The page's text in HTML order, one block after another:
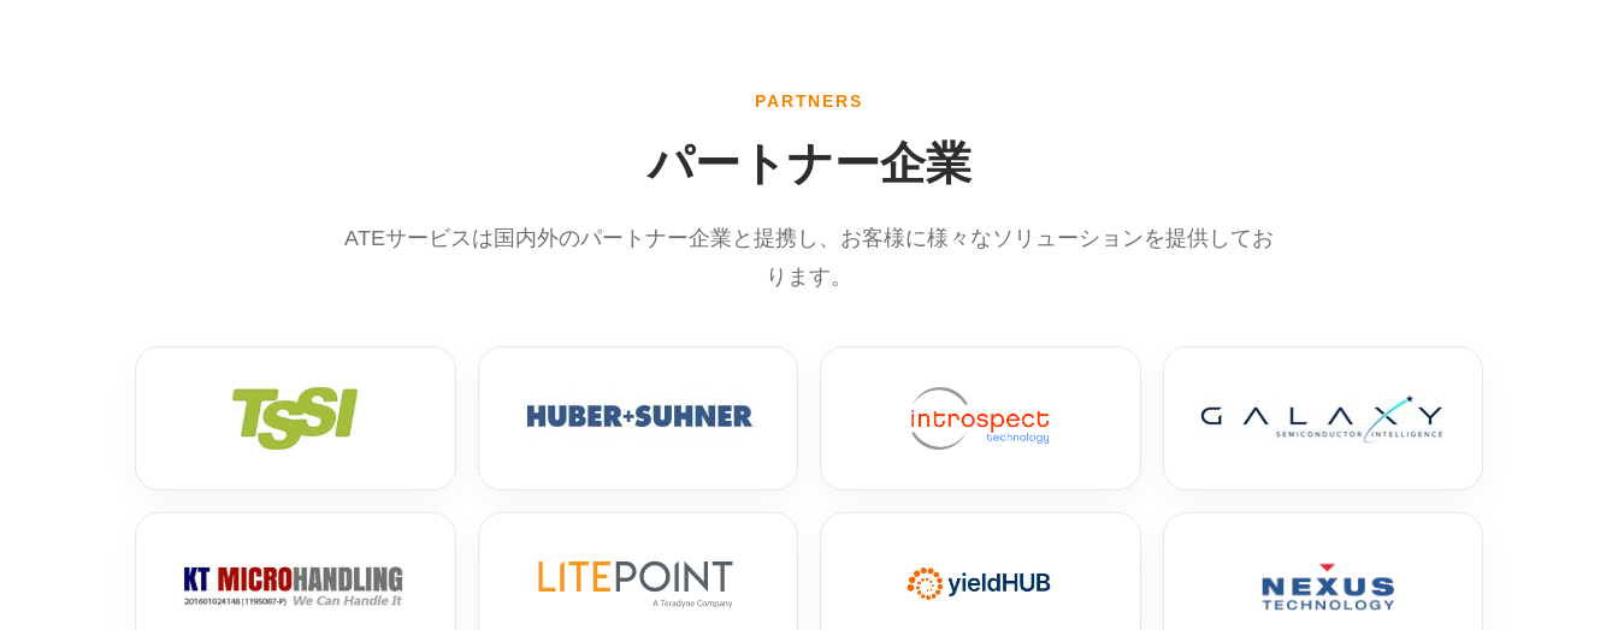
PARTNERS
パートナー企業
ATEサービスは国内外のパートナー企業と提携し、お客様に様々なソリューションを提供してお
ります。